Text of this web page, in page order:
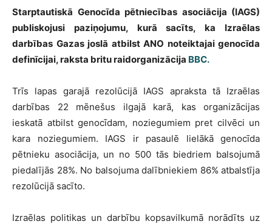
Starptautiskā Genocīda pētniecības asociācija (IAGS)
publiskojusi paziņojumu, kurā sacīts, ka Izraēlas
darbības Gazas joslā atbilst ANO noteiktajai genocīda
definīcijai, raksta britu raidorganizācija BBC.
Trīs lapas garajā rezolūcijā IAGS apraksta tā Izraēlas
darbības 22 mēnešus ilgajā karā, kas organizācijas
ieskatā atbilst genocīdam, noziegumiem pret cilvēci un
kara noziegumiem. IAGS ir pasaulē lielākā genocīda
pētnieku asociācija, un no 500 tās biedriem balsojumā
piedalījās 28%. No balsojuma dalībniekiem 86% atbalstīja
rezolūcijā sacīto.
Izraēlas politikas un darbību kopsavilkumā norādīts uz